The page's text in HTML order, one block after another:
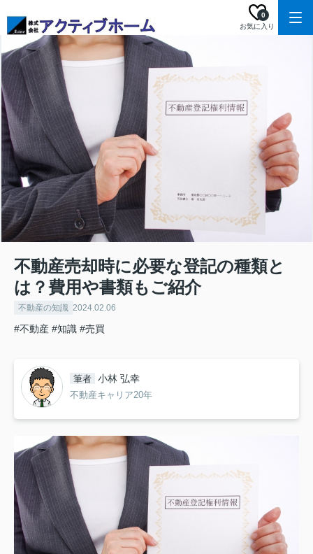
お気に入り
0
不動産売却時に必要な登記の種類と
は？費用や書類もご紹介
不動産の知識 2024.02.06
#不動産 #知識 #売買
筆者 小林 弘幸
不動産キャリア20年